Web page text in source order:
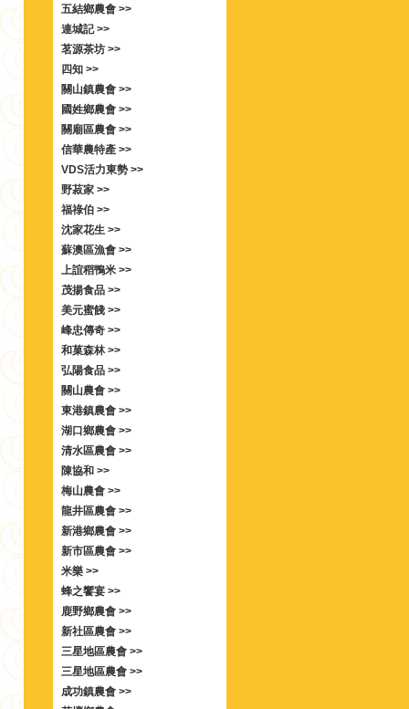
五結鄉農會 >>
連城記 >>
茗源茶坊 >>
四知 >>
關山鎮農會 >>
國姓鄉農會 >>
關廟區農會 >>
信華農特產 >>
VDS活力東勢 >>
野菽家 >>
福祿伯 >>
沈家花生 >>
蘇澳區漁會 >>
上誼稻鴨米 >>
茂揚食品 >>
美元蜜餞 >>
峰忠傳奇 >>
和菓森林 >>
弘陽食品 >>
關山農會 >>
東港鎮農會 >>
湖口鄉農會 >>
清水區農會 >>
陳協和 >>
梅山農會 >>
龍井區農會 >>
新港鄉農會 >>
新市區農會 >>
米樂 >>
蜂之饗宴 >>
鹿野鄉農會 >>
新社區農會 >>
三星地區農會 >>
三星地區農會 >>
成功鎮農會 >>